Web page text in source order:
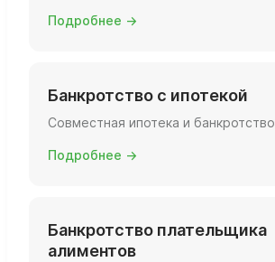
Подробнее →
Банкротство с ипотекой
Совместная ипотека и банкротство
Подробнее →
Банкротство плательщика
алиментов